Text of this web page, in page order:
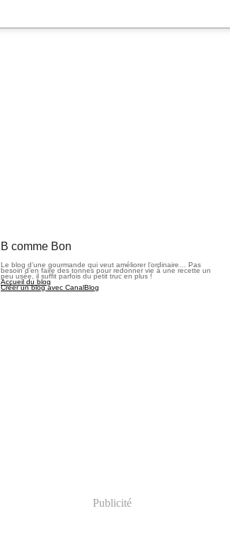
B comme Bon
Le blog d’une gourmande qui veut améliorer l’ordinaire… Pas
besoin d’en faire des tonnes pour redonner vie à une recette un
peu usée, il suffit parfois du petit truc en plus !
Accueil du blog
Créer un blog avec CanalBlog
Publicité